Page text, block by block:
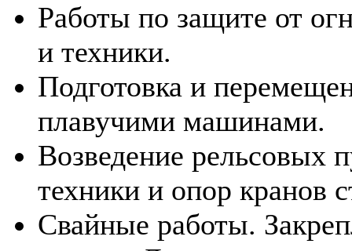
Работы по защите от
и техники.
Подготовка и
плавучими машинами.
Возведение рельсовых
техники и опор кранов
Свайные работы.